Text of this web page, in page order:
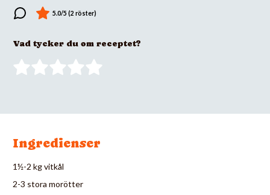
Vad tycker du om receptet?
Ingredienser
1½-2 kg vitkål
2-3 stora morötter